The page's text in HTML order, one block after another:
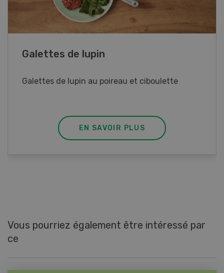
Rouleaux de printemps
Rouleaux de printemps aux poulet
EN SAVOIR PLUS
Vous pourriez également être intéressé par
ce